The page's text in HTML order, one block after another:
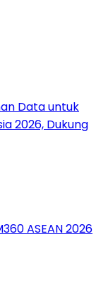
Data untuk
2026, Dukung
ASEAN 2026